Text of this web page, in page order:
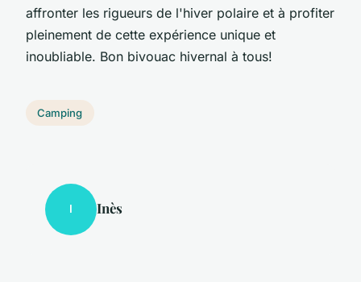
affronter les rigueurs de l'hiver polaire et à profiter
pleinement de cette expérience unique et
inoubliable. Bon bivouac hivernal à tous!
Camping
I Inès